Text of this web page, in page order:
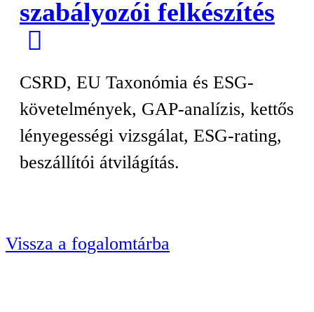
szabályozói felkészítés
CSRD, EU Taxonómia és ESG-
követelmények, GAP-analízis, kettős
lényegességi vizsgálat, ESG-rating,
beszállítói átvilágítás.
Vissza a fogalomtárba